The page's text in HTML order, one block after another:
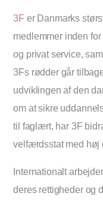
3F er Danmarks
medlemmer inden
og privat service,
3Fs rødder går
udviklingen af den
om at sikre
til faglært, har 3F
velfærdsstat med høj
Internationalt
deres rettigheder og